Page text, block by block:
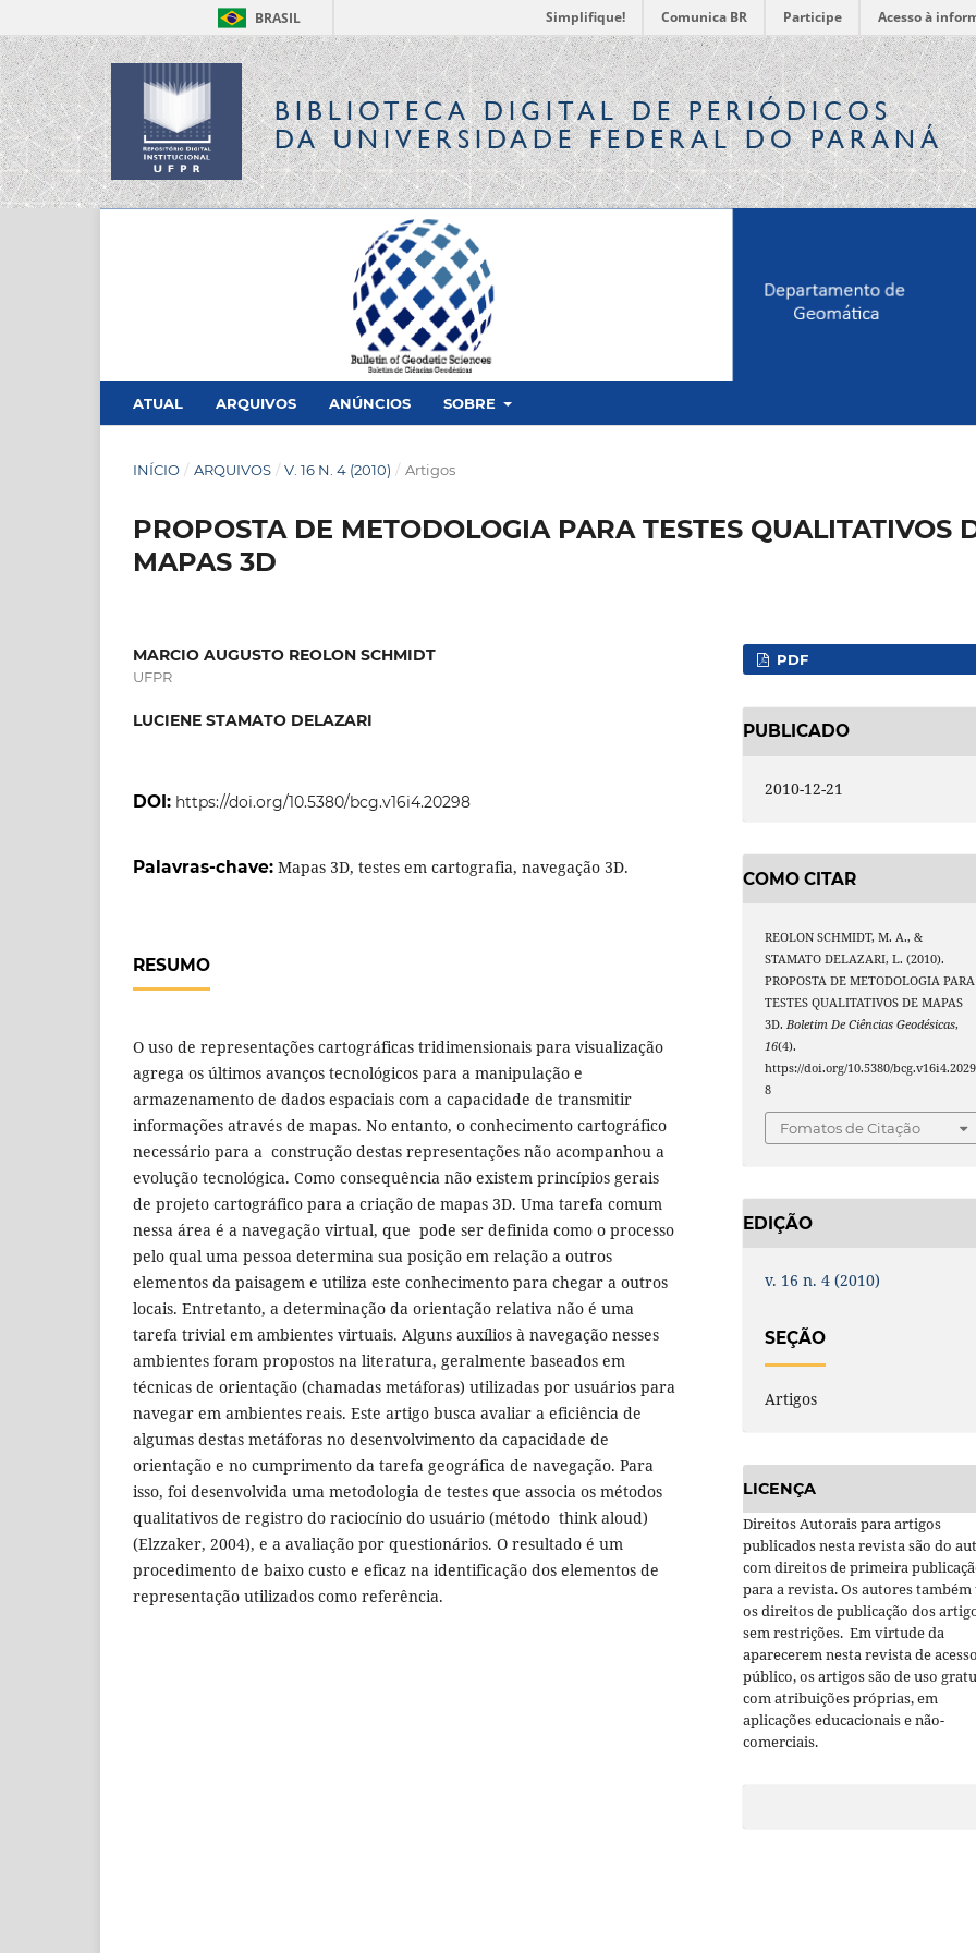
BRASIL Simplifique! Comunica BR Participe Acesso à
BIBLIOTECA DIGITALDE PERIÓDICOS
DA UNIVERSIDADE FEDERAL DO PARANÁ
ATUAL ARQUIVOS ANÚNCIOS SOBRE
INÍCIO / ARQUIVOS / V. 16 N. 4 (2010) / Artigos
PROPOSTA DE METODOLOGIA PARA TESTES QUALITATIVOS
MAPAS 3D
MARCIO AUGUSTO REOLON SCHMIDT
UFPR
LUCIENE STAMATO DELAZARI
DOI: https://doi.org/10.5380/bcg.v16i4.20298
Palavras-chave: Mapas 3D, testes em cartografia, navegação 3D.
RESUMO
O uso de representações cartográficas tridimensionais para visualização
agrega os últimos avanços tecnológicos para a manipulação e
armazenamento de dados espaciais com a capacidade de transmitir
informações através de mapas. No entanto, o conhecimento cartográfico
necessário para a construção destas representações não acompanhou a
evolução tecnológica. Como consequência não existem princípios gerais
de projeto cartográfico para a criação de mapas 3D. Uma tarefa comum
nessa área é a navegação virtual, que pode ser definida como o processo
pelo qual uma pessoa determina sua posição em relação a outros
elementos da paisagem e utiliza este conhecimento para chegar a outros
locais. Entretanto, a determinação da orientação relativa não é uma
tarefa trivial em ambientes virtuais. Alguns auxílios à navegação nesses
ambientes foram propostos na literatura, geralmente baseados em
técnicas de orientação (chamadas metáforas) utilizadas por usuários para
navegar em ambientes reais. Este artigo busca avaliar a eficiência de
algumas destas metáforas no desenvolvimento da capacidade de
orientação e no cumprimento da tarefa geográfica de navegação. Para
isso, foi desenvolvida uma metodologia de testes que associa os métodos
qualitativos de registro do raciocínio do usuário (método think aloud)
(Elzzaker, 2004), e a avaliação por questionários. O resultado é um
procedimento de baixo custo e eficaz na identificação dos elementos de
representação utilizados como referência.
PDF
PUBLICADO
2010-12-21
COMO CITAR
REOLON SCHMIDT, M. A., &
STAMATO DELAZARI, L. (2010).
PROPOSTA DE METODOLOGIA PARA
TESTES QUALITATIVOS DE MAPAS
3D. Boletim De Ciências Geodésicas,
16(4).
https://doi.org/10.5380/bcg.v16i4.2029
8
Fomatos de Citação
EDIÇÃO
v. 16 n. 4 (2010)
SEÇÃO
Artigos
LICENÇA
Direitos Autorais para artigos
publicados nesta revista são do
com direitos de primeira
para a revista. Os autores também
os direitos de publicação dos
sem restrições. Em virtude da
aparecerem nesta revista de acesso
público, os artigos são de uso
com atribuições próprias, em
aplicações educacionais e não-
comerciais.